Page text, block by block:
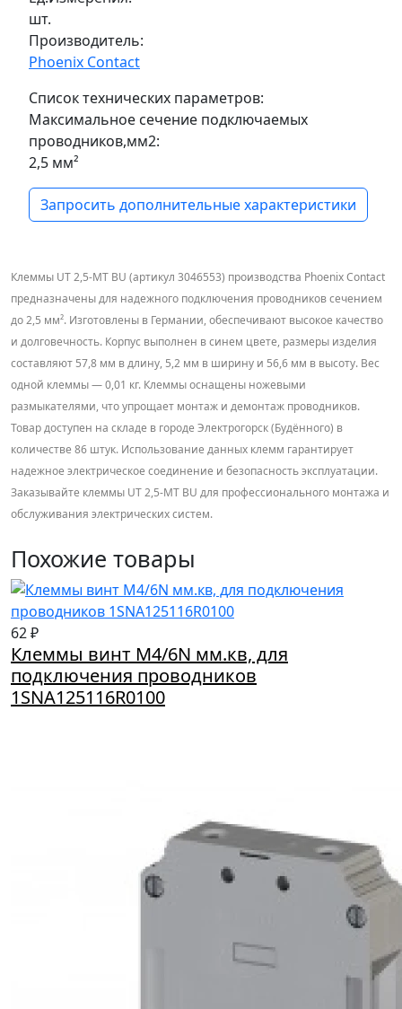
шт.
Производитель:
Phoenix Contact
Список технических параметров:
Максимальное сечение подключаемых
проводников,мм2:
2,5 мм²
Запросить дополнительные характеристики
Клеммы UT 2,5-MT BU (артикул 3046553) производства Phoenix Contact
предназначены для надежного подключения проводников сечением
до 2,5 мм². Изготовлены в Германии, обеспечивают высокое качество
и долговечность. Корпус выполнен в синем цвете, размеры изделия
составляют 57,8 мм в длину, 5,2 мм в ширину и 56,6 мм в высоту. Вес
одной клеммы — 0,01 кг. Клеммы оснащены ножевыми
размыкателями, что упрощает монтаж и демонтаж проводников.
Товар доступен на складе в городе Электрогорск (Будённого) в
количестве 86 штук. Использование данных клемм гарантирует
надежное электрическое соединение и безопасность эксплуатации.
Заказывайте клеммы UT 2,5-MT BU для профессионального монтажа и
обслуживания электрических систем.
Похожие товары
62 ₽
Клеммы винт M4/6N мм.кв, для
подключения проводников
1SNA125116R0100